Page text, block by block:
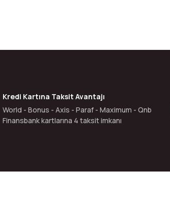
Kredi Kartına Taksit Avantajı
World - Bonus - Axis - Paraf - Maximum - Qnb
Finansbank kartlarına 4 taksit imkanı